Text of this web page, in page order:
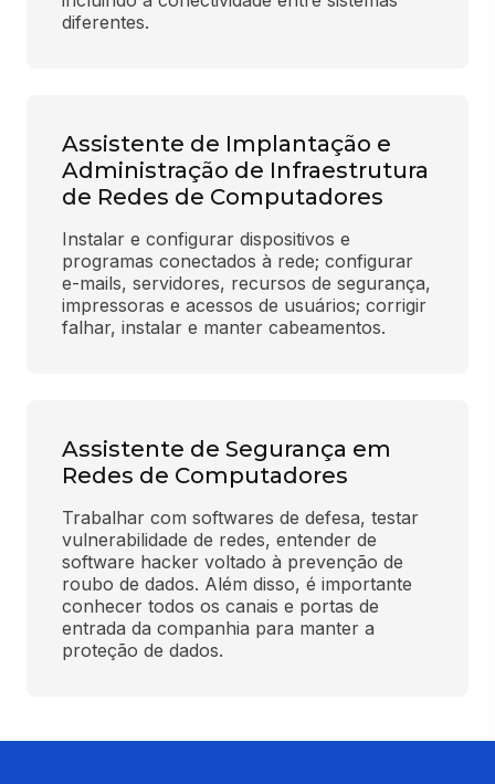
diferentes.
Assistente de Implantação e
Administração de Infraestrutura
de Redes de Computadores
Instalar e configurar dispositivos e
programas conectados à rede; configurar
e-mails, servidores, recursos de segurança,
impressoras e acessos de usuários; corrigir
falhar, instalar e manter cabeamentos.
Assistente de Segurança em
Redes de Computadores
Trabalhar com softwares de defesa, testar
vulnerabilidade de redes, entender de
software hacker voltado à prevenção de
roubo de dados. Além disso, é importante
conhecer todos os canais e portas de
entrada da companhia para manter a
proteção de dados.